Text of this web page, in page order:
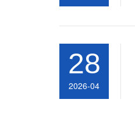
28
2026-04